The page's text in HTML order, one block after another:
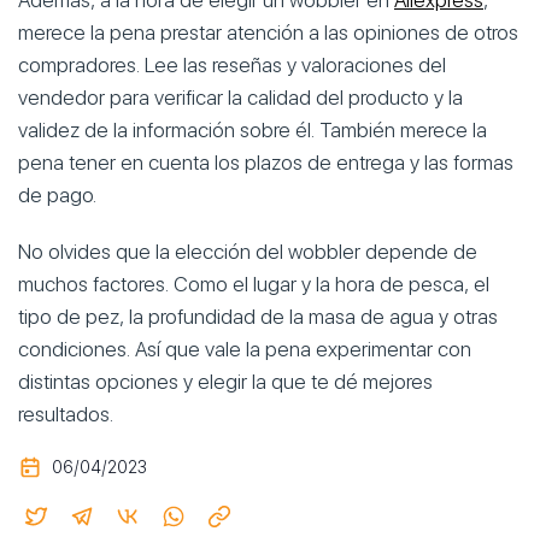
merece la pena prestar atención a las opiniones de otros
compradores. Lee las reseñas y valoraciones del
vendedor para verificar la calidad del producto y la
validez de la información sobre él. También merece la
pena tener en cuenta los plazos de entrega y las formas
de pago.
No olvides que la elección del wobbler depende de
muchos factores. Como el lugar y la hora de pesca, el
tipo de pez, la profundidad de la masa de agua y otras
condiciones. Así que vale la pena experimentar con
distintas opciones y elegir la que te dé mejores
resultados.
06/04/2023